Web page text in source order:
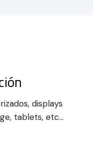
displays
tablets, etc...